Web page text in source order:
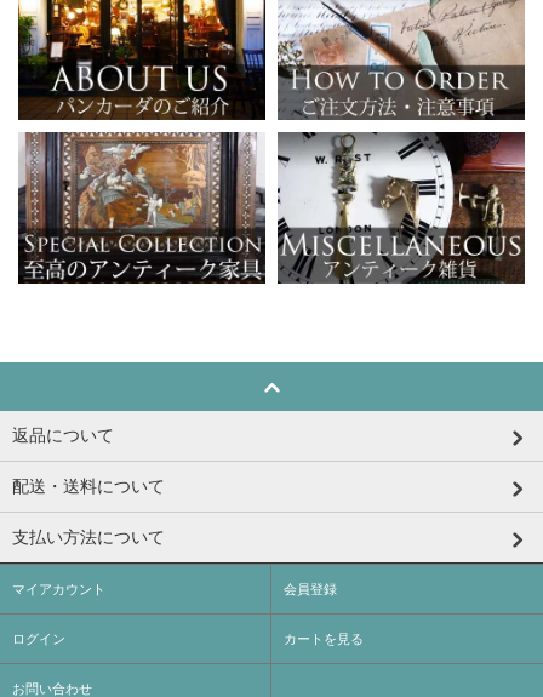
返品について
配送・送料について
支払い方法について
マイアカウント 会員登録
ログイン カートを見る
お問い合わせ